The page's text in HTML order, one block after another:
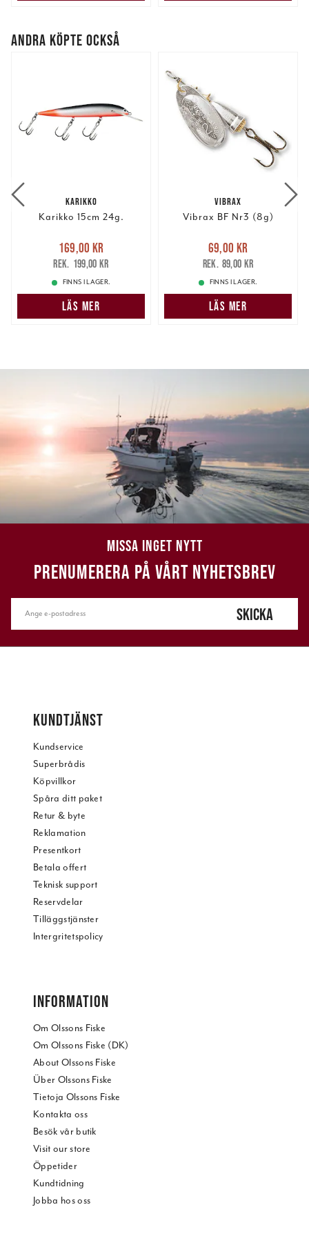
ANDRA KÖPTE OCKSÅ
KARIKKO
Karikko 15cm 24g.
Nuvarande pris
169,00 krTidigare pris
199,00 kr
169,00 kr
199,00 kr
FINNS I LAGER.
LÄS MER
VIBRAX
Vibrax BF Nr3 (8g)
Nuvarande pris
69,00 krTidigare pris
89,00 kr
69,00 kr
89,00 kr
FINNS I LAGER.
LÄS MER
MISSA INGET NYTT
PRENUMERERA PÅ VÅRT NYHETSBREV
SKICKA
KUNDTJÄNST
Kundservice
Superbrådis
Köpvillkor
Spåra ditt paket
Retur & byte
Reklamation
Presentkort
Betala offert
Teknisk support
Reservdelar
Tilläggstjänster
Intergritetspolicy
INFORMATION
Om Olssons Fiske
Om Olssons Fiske (DK)
About Olssons Fiske
Über Olssons Fiske
Tietoja Olssons Fiske
Kontakta oss
Besök vår butik
Visit our store
Öppetider
Kundtidning
Jobba hos oss